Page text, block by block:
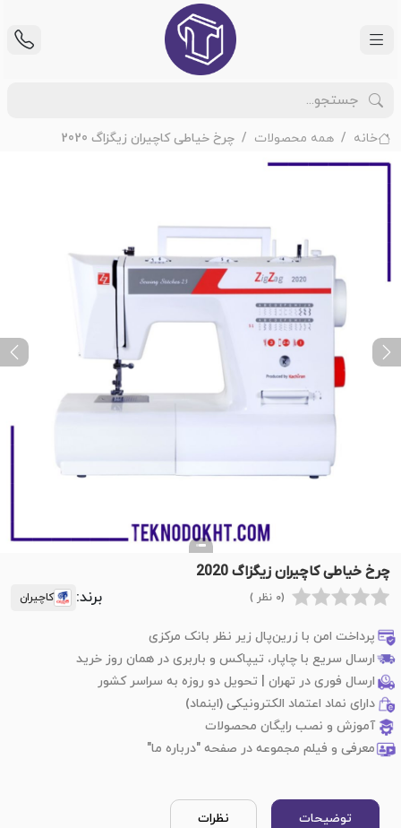
خانه همه محصولات چرخ خیاطی کاچیران زیگزاگ 2020
Previous
چرخ خیاطی کاچیران زیگزاگ 2020
(0 نظر ) برند: کاچیران
پرداخت امن با زرین‌پال زیر نظر بانک مرکزی
ارسال سریع با چاپار، تیپاکس و باربری در همان روز خرید
ارسال فوری در تهران | تحویل دو روزه به سراسر کشور
دارای نماد اعتماد الکترونیکی (اینماد)
آموزش و نصب رایگان محصولات
معرفی و فیلم مجموعه در صفحه "درباره ما"
توضیحات نظرات